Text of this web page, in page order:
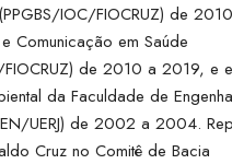
IOC/FIOCRUZ) de
Comunicação em Saúde
FIOCRUZ) de 2010 a 2019, e
da Faculdade de
UERJ) de 2002 a 2004.
Cruz no Comitê de Bacia